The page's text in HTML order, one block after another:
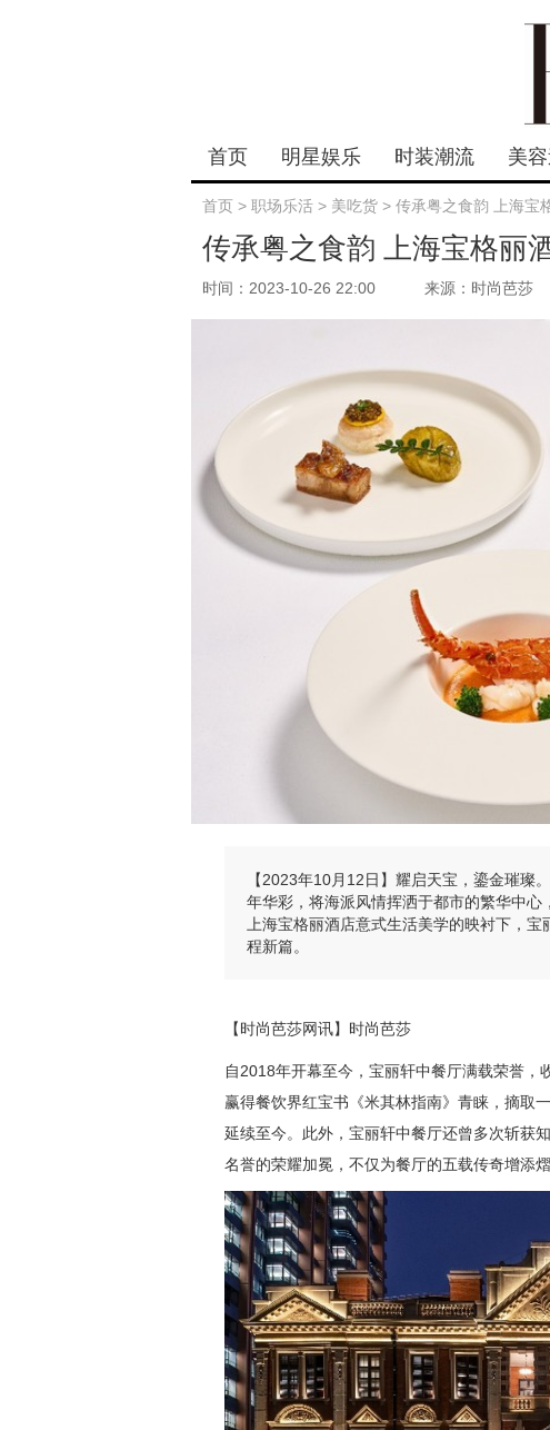
首页 明星娱乐 时装潮流 美
首页 > 职场乐活 > 美吃货 > 传承粤之食韵 上海宝
传承粤之食韵 上海宝格丽
时间：2023-10-26 22:00 来源：时尚芭莎
【2023年10月12日】耀启天宝，鎏金璀璨
年华彩，将海派风情挥洒于都市的繁华中
上海宝格丽酒店意式生活美学的映衬下，
程新篇。
【时尚芭莎网讯】时尚芭莎
自2018年开幕至今，宝丽轩中餐厅满载荣誉
赢得餐饮界红宝书《米其林指南》青睐，摘取
延续至今。此外，宝丽轩中餐厅还曾多次斩获
名誉的荣耀加冕，不仅为餐厅的五载传奇增添